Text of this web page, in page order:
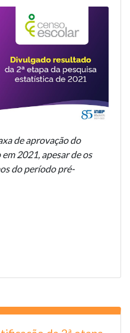
de aprovação do
2021, apesar de os
do período pré-